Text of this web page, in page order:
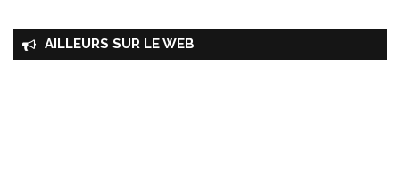
AILLEURS SUR LE WEB